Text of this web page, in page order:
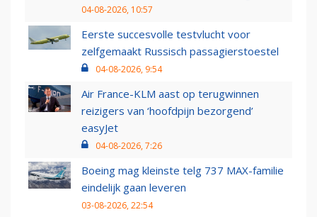
04-08-2026, 10:57
Eerste succesvolle testvlucht voor
zelfgemaakt Russisch passagierstoestel
04-08-2026, 9:54
Air France-KLM aast op terugwinnen
reizigers van ‘hoofdpijn bezorgend’
easyJet
04-08-2026, 7:26
Boeing mag kleinste telg 737 MAX-familie
eindelijk gaan leveren
03-08-2026, 22:54